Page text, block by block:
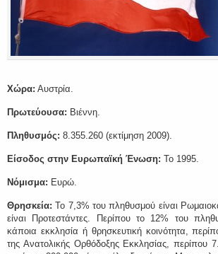
Χώρα: Αυστρία.
Πρωτεύουσα: Βιέννη.
Πληθυσμός: 8.355.260 (εκτίμηση 2009).
Είσοδος στην Ευρωπαϊκή Ένωση: Το 1995.
Νόμισμα: Ευρώ.
Θρησκεία: Το 7,3% του πληθυσμού είναι
είναι Προτεστάντες. Περίπου το 12% του
κάποια εκκλησία ή θρησκευτική κοινότητα,
της Ανατολικής Ορθόδοξης Εκκλησίας, περίπου